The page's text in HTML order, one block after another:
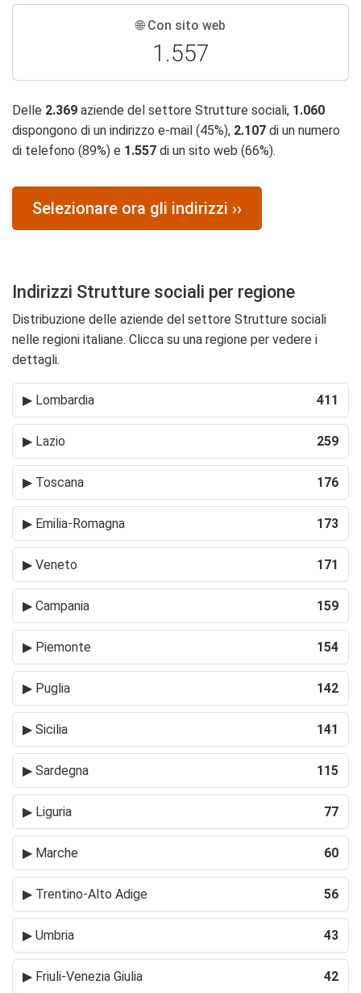
🌐 Con sito web
1.557
Delle 2.369 aziende del settore Strutture sociali, 1.060
dispongono di un indirizzo e-mail (45%), 2.107 di un numero
di telefono (89%) e 1.557 di un sito web (66%).
Selezionare ora gli indirizzi ››
Indirizzi Strutture sociali per regione
Distribuzione delle aziende del settore Strutture sociali
nelle regioni italiane. Clicca su una regione per vedere i
dettagli.
▶ Lombardia 411
▶ Lazio 259
▶ Toscana 176
▶ Emilia-Romagna 173
▶ Veneto 171
▶ Campania 159
▶ Piemonte 154
▶ Puglia 142
▶ Sicilia 141
▶ Sardegna 115
▶ Liguria 77
▶ Marche 60
▶ Trentino-Alto Adige 56
▶ Umbria 43
▶ Friuli-Venezia Giulia 42